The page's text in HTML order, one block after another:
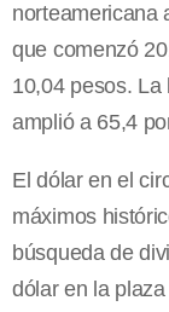
norteamericana
que comenzó
10,04 pesos. La
amplió a 65,4
El dólar en el
máximos
búsqueda de
dólar en la